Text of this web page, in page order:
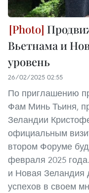
Вьетнама и
уровень
26/02/2025 02:55
По приглашению
Фам Минь Тьиня,
Зеландии
официальным
втором Форуме
февраля 2025
и Новая Зеландия
успехов в своем